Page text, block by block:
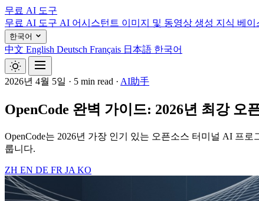
무료 AI 도구
무료 AI 도구 AI 어시스턴트 이미지 및 동영상 생성 지식 베이
한국어
中文 English Deutsch Français 日本語 한국어
2026년 4월 5일 · 5 min read · AI助手
OpenCode 완벽 가이드: 2026년 최강
OpenCode는 2026년 가장 인기 있는 오픈소스 터미널 AI 프
룹니다.
ZH EN DE FR JA KO